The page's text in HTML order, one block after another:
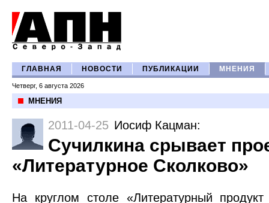
ГЛАВНАЯ НОВОСТИ ПУБЛИКАЦИИ МНЕНИЯ
Четверг, 6 августа 2026
МНЕНИЯ
2011-04-25 Иосиф Кацман:
Сучилкина срывает
«Литературное Сколково»
На круглом столе «Литературный